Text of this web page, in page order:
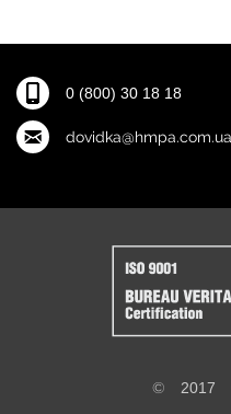
0 (800) 30 18 18
dovidka@hmpa.com.ua
© 2017